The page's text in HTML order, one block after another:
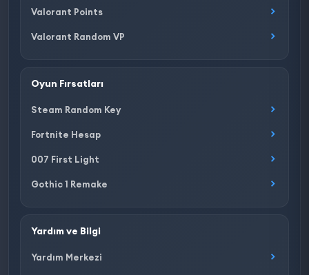
Valorant Points
Valorant Random VP
Oyun Fırsatları
Steam Random Key
Fortnite Hesap
007 First Light
Gothic 1 Remake
Yardım ve Bilgi
Yardım Merkezi